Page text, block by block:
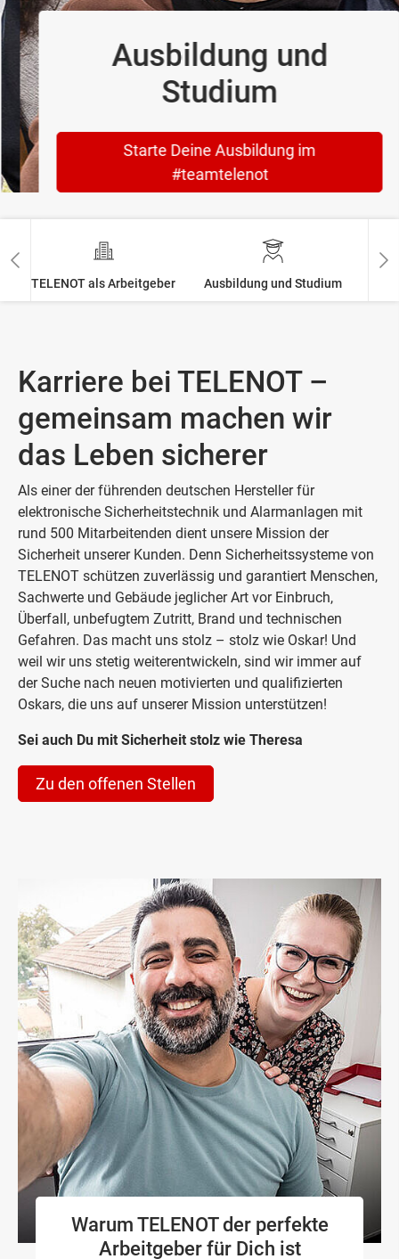
Ausbildung und
Studium
Starte Deine Ausbildung im
#teamtelenot
TELENOT als Arbeitgeber Ausbildung und Studium
Karriere bei TELENOT –
gemeinsam machen wir
das Leben sicherer
Als einer der führenden deutschen Hersteller für
elektronische Sicherheitstechnik und Alarmanlagen mit
rund 500 Mitarbeitenden dient unsere Mission der
Sicherheit unserer Kunden. Denn Sicherheitssysteme von
TELENOT schützen zuverlässig und garantiert Menschen,
Sachwerte und Gebäude jeglicher Art vor Einbruch,
Überfall, unbefugtem Zutritt, Brand und technischen
Gefahren. Das macht uns stolz – stolz wie Oskar! Und
weil wir uns stetig weiterentwickeln, sind wir immer auf
der Suche nach neuen motivierten und qualifizierten
Oskars, die uns auf unserer Mission unterstützen!
Sei auch Du mit Sicherheit stolz wie Theresa
Zu den offenen Stellen
Warum TELENOT der perfekte
Arbeitgeber für Dich ist